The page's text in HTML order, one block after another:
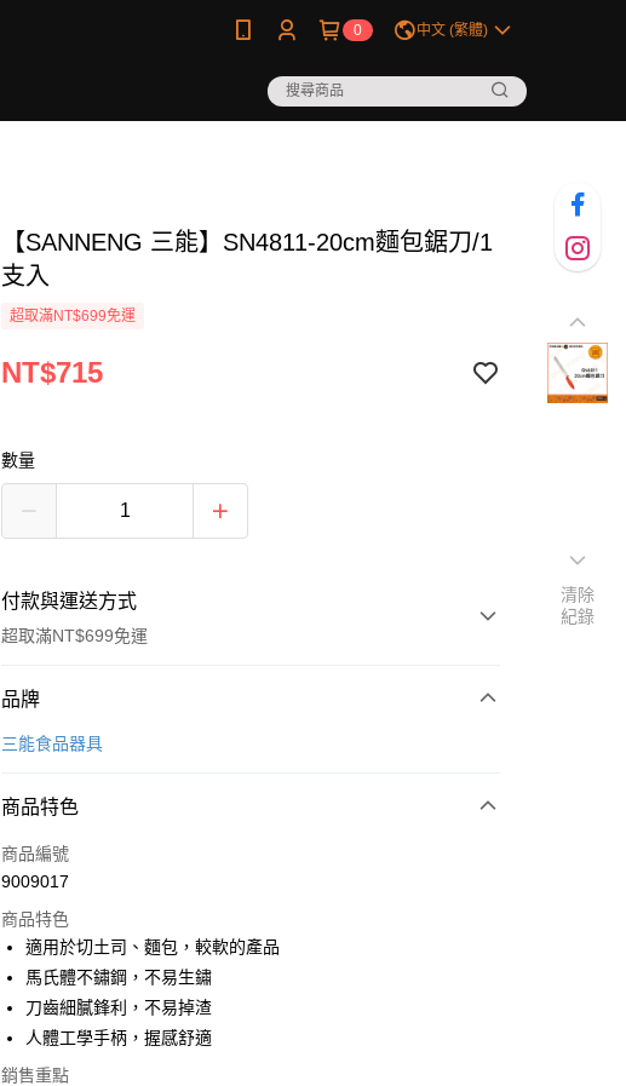
0 中文 (繁體)
【SANNENG 三能】SN4811-20cm麵包鋸刀/1
支入
超取滿NT$699免運
NT$715
數量
付款與運送方式
超取滿NT$699免運
付款方式
信用卡一次付款
運送方式
• 付款後全家取貨
每筆NT$60，滿NT$699(含以上)免運費
• 付款後7-11取貨
每筆NT$60，滿NT$699(含以上)免運費
(請點開選項勾選)
品牌
三能食品器具
商品特色
商品編號
9009017
商品特色
適用於切土司、麵包，較軟的產品
馬氏體不鏽鋼，不易生鏽
刀齒細膩鋒利，不易掉渣
人體工學手柄，握感舒適
銷售重點
清除
紀錄